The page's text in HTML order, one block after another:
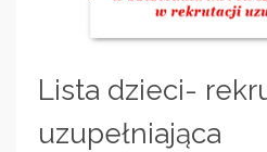
Lista dzieci-
uzupełniająca